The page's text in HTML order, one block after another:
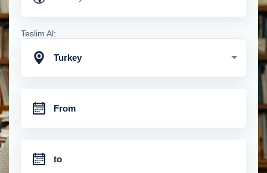
Teslim Al:
Turkey